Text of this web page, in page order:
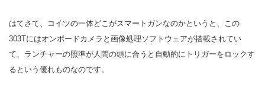
はてさて、コイツの一体どこがスマートガンなのかというと、この
303Tにはオンボードカメラと画像処理ソフトウェアが搭載されてい
て、ランチャーの照準が人間の頭に合うと自動的にトリガーをロックす
るという優れものなのです。